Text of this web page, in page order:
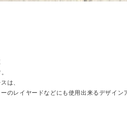
は、
のレイヤードなどにも使用出来るデザイン